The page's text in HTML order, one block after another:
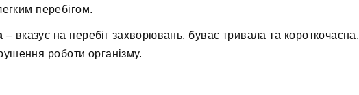
перебігом.
– вказує на перебіг захворювань, буває тривала та короткочасна,
роботи організму.